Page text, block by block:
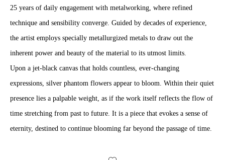
25 years of daily engagement with metalworking, where refined
technique and sensibility converge. Guided by decades of experience,
the artist employs specially metallurgized metals to draw out the
inherent power and beauty of the material to its utmost limits.
Upon a jet-black canvas that holds countless, ever-changing
expressions, silver phantom flowers appear to bloom. Within their quiet
presence lies a palpable weight, as if the work itself reflects the flow of
time stretching from past to future. It is a piece that evokes a sense of
eternity, destined to continue blooming far beyond the passage of time.